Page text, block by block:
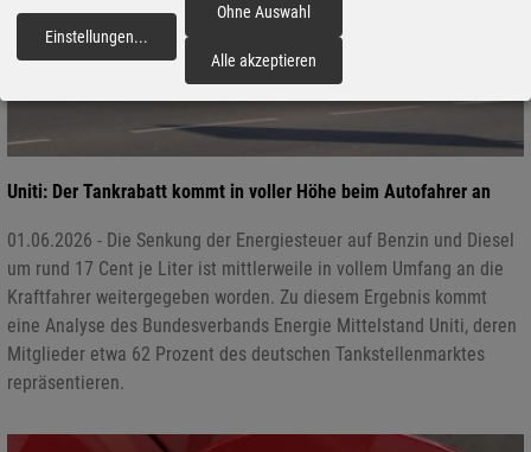
Uniti: Der Tankrabatt kommt in voller Höhe beim Autofahrer an
01.06.2026 - Die Senkung der Energiesteuer auf Benzin und Diesel
um rund 17 Cent je Liter ist mittlerweile in vollem Umfang an die
Kraftfahrer weitergegeben worden. Zu diesem Ergebnis kommt
eine Analyse des Bundesverbands Energie Mittelstand Uniti, deren
Mitglieder etwa 62 Prozent des deutschen Tankstellenmarktes
repräsentieren.
Einstellungen...
Ohne Auswahl
Alle akzeptieren